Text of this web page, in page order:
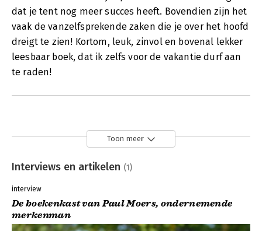
dat je tent nog meer succes heeft. Bovendien zijn het
vaak de vanzelfsprekende zaken die je over het hoofd
dreigt te zien! Kortom, leuk, zinvol en bovenal lekker
leesbaar boek, dat ik zelfs voor de vakantie durf aan
te raden!
Toon meer
Interviews en artikelen (1)
interview
De boekenkast van Paul Moers, ondernemende
merkenman